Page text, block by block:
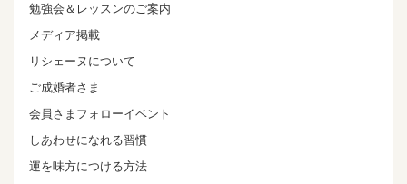
勉強会＆レッスンのご案内
メディア掲載
リシェーヌについて
ご成婚者さま
会員さまフォローイベント
しあわせになれる習慣
運を味方につける方法